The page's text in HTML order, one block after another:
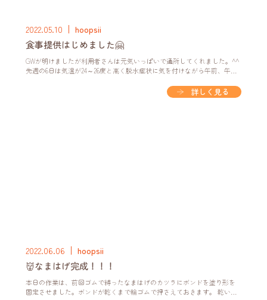
2022.05.10 hoopsii
食事提供はじめました🤗
GWが明けましたが利用者さんは元気いっぱいで通所してくれました。^^
先週の6日は気温が24～26度と高く脱水症状に気を付けながら午前、午後
でよかったです。 5/9からお昼ご飯の食事提供を始めました。栄養バラン
スが偏らないようにしながら調理を行い、利用者さんが美味しく笑顔で
詳しく見る
2022.06.06 hoopsii
👹なまはげ完成！！！
本日の作業は、前回ゴムで縛ったなまはげのカツラにボンドを塗り形を
固定させました。ボンドが乾くまで輪ゴムで押さえておきます。 乾いた